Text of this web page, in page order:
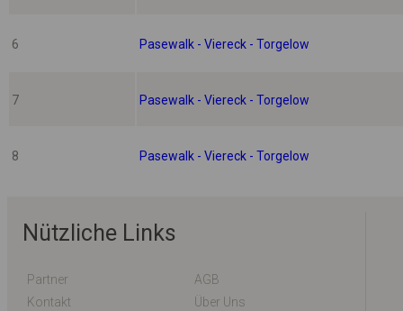
6 Pasewalk - Viereck - Torgelow
7 Pasewalk - Viereck - Torgelow
8 Pasewalk - Viereck - Torgelow
Nützliche Links
Partner
AGB
Kontakt
Über Uns